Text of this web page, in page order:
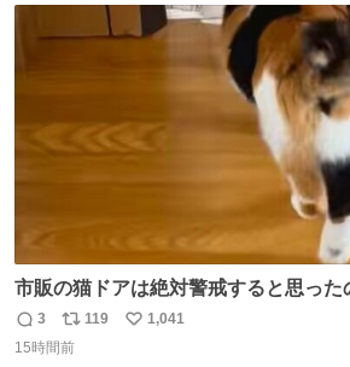
数
市販の猫ドアは絶対警戒すると思った
理やりドアを切り取って作った、にゃ
ん
返
信
3
リ
ポ
119
い
1,041
15時間前